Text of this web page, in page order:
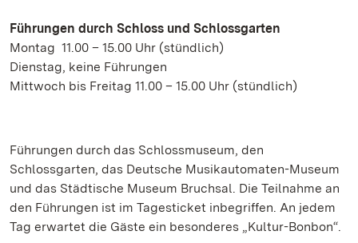
Führungen durch Schloss und Schlossgarten
Montag 11.00 – 15.00 Uhr (stündlich)
Dienstag, keine Führungen
Mittwoch bis Freitag 11.00 – 15.00 Uhr (stündlich)
Führungen durch das Schlossmuseum, den
Schlossgarten, das Deutsche Musikautomaten-Museum
und das Städtische Museum Bruchsal. Die Teilnahme an
den Führungen ist im Tagesticket inbegriffen. An jedem
Tag erwartet die Gäste ein besonderes „Kultur-Bonbon“.